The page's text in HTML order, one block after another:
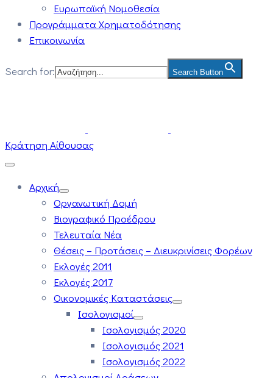
Ευρωπαϊκή Νομοθεσία
Προγράμματα Χρηματοδότησης
Επικοινωνία
Search for: Search Button
Κράτηση Αίθουσας
Αρχική
Οργανωτική Δομή
Βιογραφικό Προέδρου
Τελευταία Νέα
Θέσεις – Προτάσεις – Διευκρινίσεις Φορέων
Εκλογές 2011
Εκλογές 2017
Οικονομικές Καταστάσεις
Ισολογισμοί
Ισολογισμός 2020
Ισολογισμός 2021
Ισολογισμός 2022